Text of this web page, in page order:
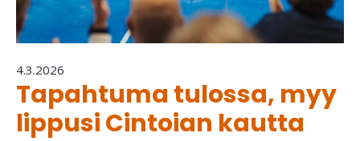
4.3.2026
Tapahtuma tulossa, myy
lippusi Cintoian kautta